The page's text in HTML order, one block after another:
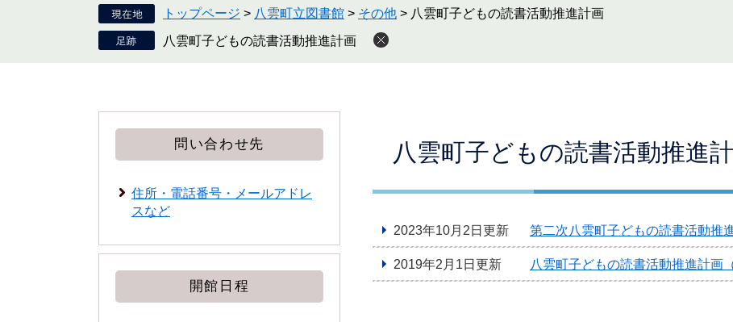
ム
検
トップページ > 八雲町立図書館 > その他 > 八雲町子どもの読書活動推進計画
八雲町子どもの読書活動推進計画
八雲町子どもの読書活動推進
2023年10月2日更新 第二次八雲町子どもの読書活動推
2019年2月1日更新 八雲町子どもの読書活動推進計画
問い合わせ先
住所・電話番号・メールアドレ
スなど
開館日程